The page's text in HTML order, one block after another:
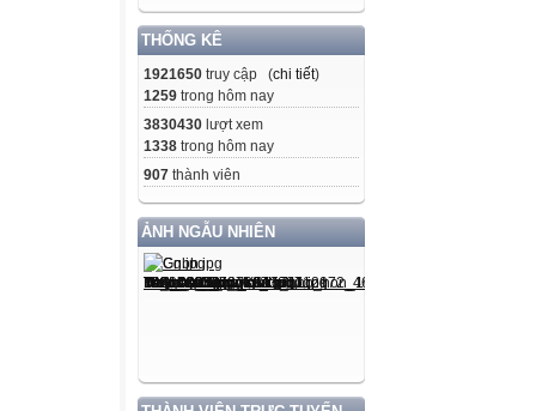
THỐNG KÊ
1921650 truy cập (chi tiết)
1259 trong hôm nay
3830430 lượt xem
1338 trong hôm nay
907 thành viên
ẢNH NGẪU NHIÊN